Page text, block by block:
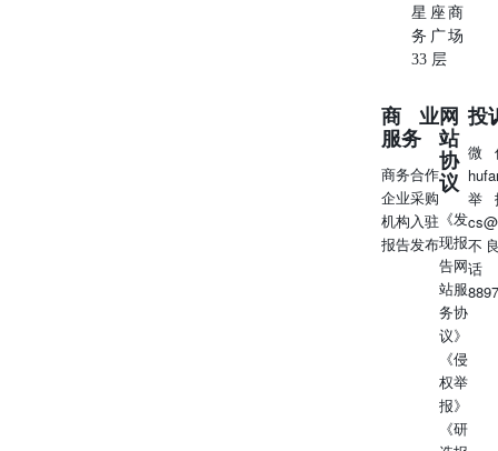
星座商
务广场
33 层
商业
服务
商务合作
企业采购
机构入驻
报告发布
网
站
协
议
《发
现报
告网
站服
务协
议》
《侵
权举
报》
《研
投
微
举
不